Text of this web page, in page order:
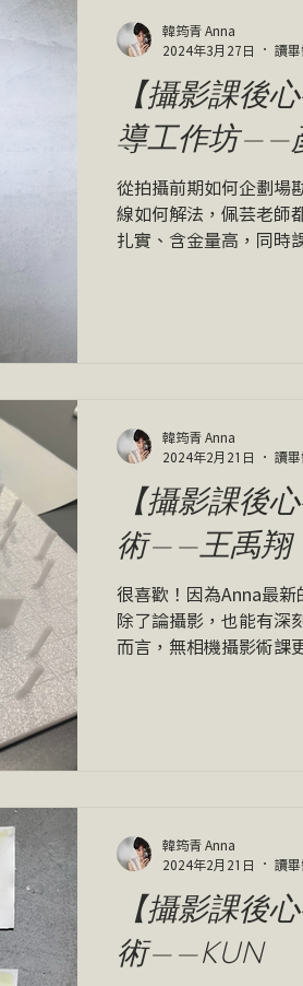
【攝影課後
導工作坊——
從拍攝前期如何企劃場
線如何解法，佩芸老師
扎實、含金量高，同時
韓筠青 Anna
2024年3月27日
讀
【攝影課後
術——王禹翔
很喜歡！因為Anna最
除了論攝影，也能有深
而言，無相機攝影術課
韓筠青 Anna
2024年2月21日
讀
【攝影課後
術——KUN
韓筠青 Anna
2024年2月21日
讀